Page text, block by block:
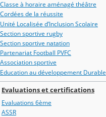
Classe à horaire aménagé théâtre
Cordées de la réussite
Unité Localisée d’Inclusion Scolaire
Section sportive rugby
Section sportive natation
Partenariat Football PVFC
Association sportive
Education au développement Durable
Evaluations et certifications
Evaluations 6ème
ASSR